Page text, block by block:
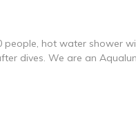
hot water shower
dives. We are an